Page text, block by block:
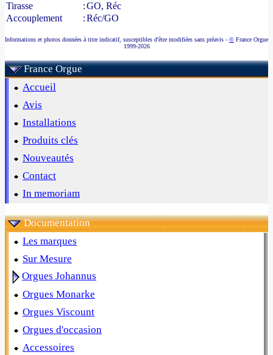
Tirasse
:GO, Réc
Accouplement
:Réc/GO
Informations et photos données à titre indicatif, susceptibles d'être modifiées sans préavis - © France Orgue
1999-2026
France Orgue
Accueil
Avis
Installations
Produits clés
Nouveautés
Contact
In memoriam
Documentation
Les marques
Sur Mesure
Orgues Johannus
Orgues Monarke
Orgues Viscount
Orgues d'occasion
Accessoires